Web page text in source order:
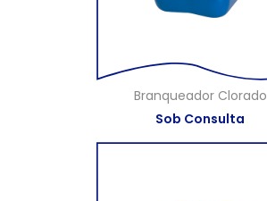
Branqueador Clorado
Sob Consulta